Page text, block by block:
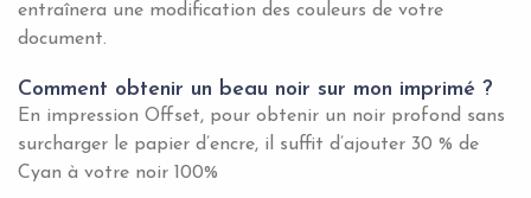
entraînera une modification des couleurs de votre
document.
Comment obtenir un beau noir sur mon imprimé ?
En impression Offset, pour obtenir un noir profond sans
surcharger le papier d’encre, il suffit d’ajouter 30 % de
Cyan à votre noir 100%